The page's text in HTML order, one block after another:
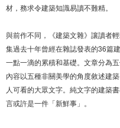
材，務求令建築知識易讀不難精。
與前作不同，《建築文雜》讓讀者
集過去十年曾經在雜誌發表的36篇
一點一滴的累積和基礎。文章分為
內容以五種非關美學的角度敘述建
人可看的大眾文字。純文字的建築
言或許是一件「新鮮事」。